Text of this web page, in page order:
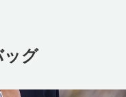
ッグ